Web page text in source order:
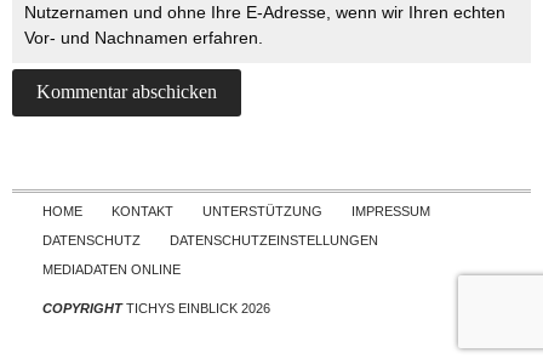
Nutzernamen und ohne Ihre E-Adresse, wenn wir Ihren echten
Vor- und Nachnamen erfahren.
Skip to content
HOME KONTAKT UNTERSTÜTZUNG
IMPRESSUM
DATENSCHUTZ
DATENSCHUTZEINSTELLUNGEN
MEDIADATEN ONLINE
COPYRIGHTTICHYS EINBLICK 2026